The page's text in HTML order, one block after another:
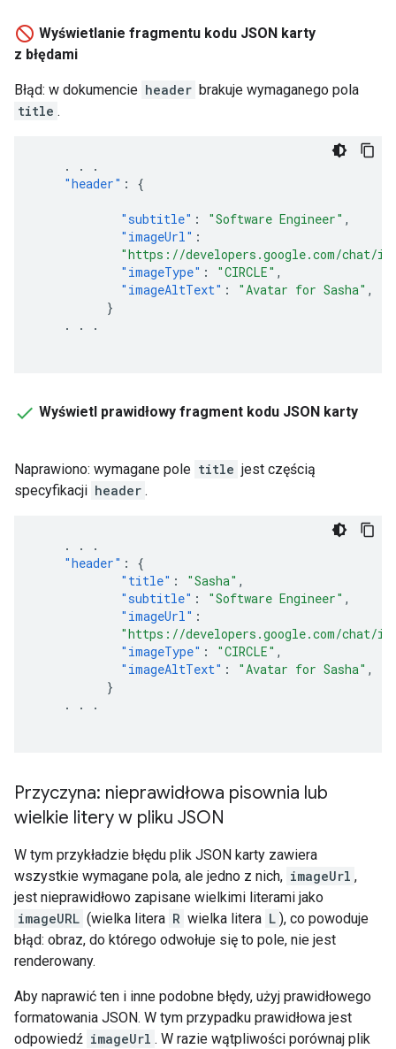
Wyświetlanie fragmentu kodu JSON karty
z błędami
Błąd: w dokumencie header brakuje wymaganego pola
title .
. .
.
"header" : {
"subtitle" : "Software Engineer" ,
"imageUrl" :
"https://developers.google.com/chat/
"imageType" : "CIRCLE" ,
"imageAltText" : "Avatar for Sasha" ,
}
.
. .
Wyświetl prawidłowy fragment kodu JSON karty
Naprawiono: wymagane pole title jest częścią
specyfikacji header .
. .
.
"header" :
{
"title" : "Sasha" ,
"subtitle" : "Software Engineer" ,
"imageUrl" :
"https://developers.google.com/chat/
"imageType" : "CIRCLE" ,
"imageAltText" : "Avatar for Sasha" ,
}
.
. .
Przyczyna: nieprawidłowa pisownia lub
wielkie litery w pliku JSON
W tym przykładzie błędu plik JSON karty zawiera
wszystkie wymagane pola, ale jedno z nich, imageUrl ,
jest nieprawidłowo zapisane wielkimi literami jako
imageURL (wielka litera R wielka litera L ), co powoduje
błąd: obraz, do którego odwołuje się to pole, nie jest
renderowany.
Aby naprawić ten i inne podobne błędy, użyj prawidłowego
formatowania JSON. W tym przypadku prawidłowa jest
odpowiedź imageUrl . W razie wątpliwości porównaj plik